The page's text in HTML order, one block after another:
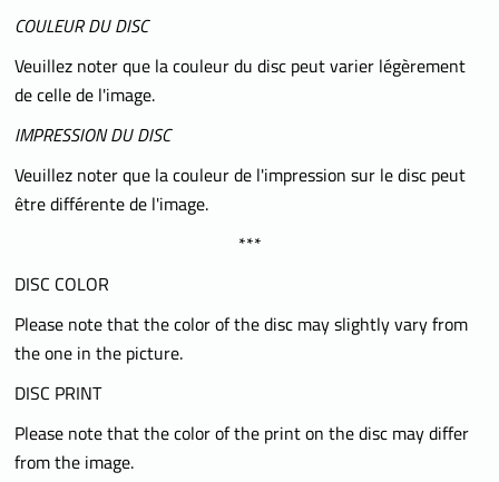
COULEUR DU DISC
Veuillez noter que la couleur du disc peut varier légèrement
de celle de l'image.
IMPRESSION DU DISC
Veuillez noter que la couleur de l'impression sur le disc peut
être différente de l'image.
***
DISC COLOR
Please note that the color of the disc may slightly vary from
the one in the picture.
DISC PRINT
Please note that the color of the print on the disc may differ
from the image.